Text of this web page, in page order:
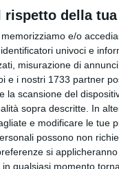
rispetto della
memorizziamo e/o
univoci e
misurazione di
e i nostri 1733 partner
la scansione del
sopra descritte. In
e modificare le tue
possono non
si
qualsiasi momento
mutuo, quale
il più conveniente;
Tan del 2,76%
ed una rata di 596
l’Euribor è sceso
gli spread
i tassi variabili
ad essere a tutti
esperti di Facile.it